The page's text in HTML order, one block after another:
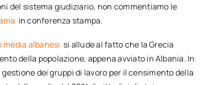
del sistema giudiziario, non commentiamo le
in conferenza stampa.
media albanesi si allude al fatto che la Grecia
della popolazione, appena avviato in Albania. In
dei gruppi di lavoro per il censimento della